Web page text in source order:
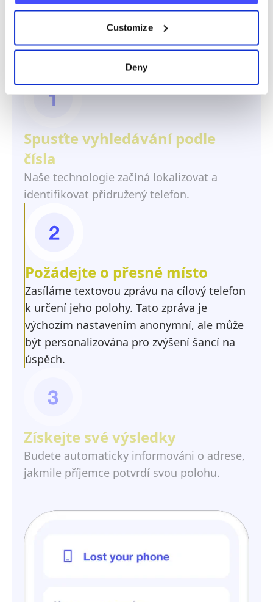
Customize
Deny
Jak to funguje?
Spusťte vyhledávání podle
čísla
Naše technologie začíná lokalizovat a
identifikovat přidružený telefon.
Požádejte o přesné místo
Zasíláme textovou zprávu na cílový telefon
k určení jeho polohy. Tato zpráva je
výchozím nastavením anonymní, ale může
být personalizována pro zvýšení šancí na
úspěch.
Získejte své výsledky
Budete automaticky informováni o adrese,
jakmile příjemce potvrdí svou polohu.